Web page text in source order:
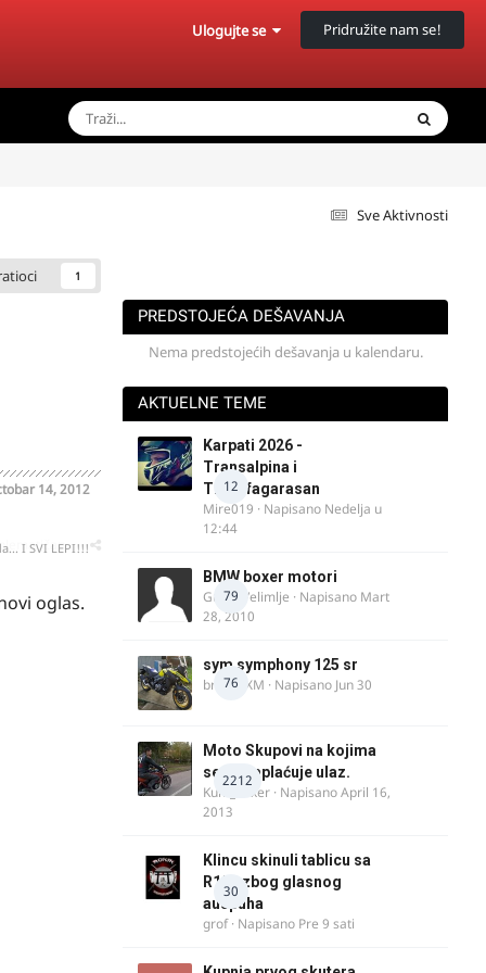
Ulogujte se Pridružite nam se!
Sve Aktivnosti
1
14, 2012
I SVI LEPI!!!
oglas.
PREDSTOJEĆA DEŠAVANJA
Nema predstojećih dešavanja u kalendaru.
AKTUELNE TEME
12
Karpati 2026 -
Transalpina i
Transfagarasan
Mire019 · Napisano Nedelja u
12:44
79
BMW boxer motori
Guest Velimlje · Napisano Mart
28, 2010
76
sym symphony 125 sr
brankoXM · Napisano Jun 30
2212
Moto Skupovi na kojima
se ne naplaćuje ulaz.
Kum_Mixer · NapisanoApril 16,
2013
30
Klincu skinuli tablicu sa
R125 zbog glasnog
auspuha
grof· Napisano Pre 9 sati